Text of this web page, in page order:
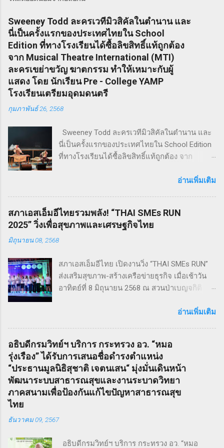
Sweeney Todd ละครเวทีมิวสิคัลในตำนาน และ
นี่เป็นครั้งแรกของประเทศไทยใน School
Edition ที่ทางโรงเรียนได้ซื้อลิขสิทธิ์แท้ถูกต้อง
จาก Musical Theatre International (MTI)
ละครเขย่าขวัญ ฆาตกรรม ทำให้เหมาะกับผู้
แสดง โดย นักเรียน Pre - College YAMP
โรงเรียนเตรียมอุดมดนตรี
กุมภาพันธ์ 26, 2568
Sweeney Todd ละครเวทีมิวสิคัลในตำนาน และ
นี่เป็นครั้งแรกของประเทศไทยใน School Edition
ที่ทางโรงเรียนได้ซื้อลิขสิทธิ์แท้ถูกต้อง จาก
ขวัญ ฆาตกรรม ทำให้เหมาะกับผู้แสดง โดย
!! โดยเลือกเป็น School Edition ที่ลดบทให้ดู
เหมาะสม แต่ยังคงไว้ซึ่งความเข้มข้น! กำกับการ
แสดงโดย ดำเกิง ฐิตะปิยะศักดิ์ หรือ คุณบิ๊ก
ช่างตัดผมชาวอังกฤษ ที่สูญเสียภรรยาและลูกไป
จนเกิดเป็นความแค้นที่นำไปสู่โศกอนาถตกรรม
เลวร้ายในที่สุด โดยตัวละคร Sweeney Todd มีต้น
ความนิยมอย่างต่อเนื่อง ซึ่งรู้จักกันในชื่อ Penny
ฤดูหนาวของปี ค.ศ. 1846 – 1847 เรื่องราวของ
Sweeney Todd ยังเคยถูกนำไปดัดแปลงเป็น
ภาพยนตร์เพลงด้วยชื่อเดียวกันในปี ค.ศ. 2007
หรือ พ.ศ. 2550 ซึ่งกำกับโดย Timothy Walter
Burt...
อ่านเพิ่มเติม
สภาเอสเอ็มอีไทยรวมพลัง! “THAI SMEs RUN
2025” วิ่งเพื่อสุขภาพและเศรษฐกิจไทย
มิถุนายน 08, 2568
สภาเอสเอ็มอีไทย เปิดงานวิ่ง “THAI SMEs RUN”
ส่งเสริมสุขภาพ-สร้างเครือข่ายธุรกิจ เมื่อเช้าวัน
อาทิตย์ที่ 8 มิถุนายน 2568 ณ สวนป่าเบญจกิติ
ไทย (สภาเอสเอ็มอีไทย) จัดงานวิ่งมินิมาราธอน
ข่ายธุรกิจระหว่าง ผู้ประกอบการ SMEs และ
ประชาชน ทั่วไป ภายใต้แนวคิด “We Go We
Grow We Goal” ที่เน้นการก้าวไปข้างหน้า เติบโต
อย่างมั่นคง และมุ่งสู่เป้าหมายร่วมกัน งานวิ่ง THAI
SMEs RUN: สุขภาพดี เครือข่ายแน่น งานนี้เต็มไป
Marathon (9 กม.) และ Fun Run (4.5 กม.) ผู้เข้า
ลุ้นถ้วยรางวัล Overall สำหรับผู้เข้าเส้นชัยอันดับ
อ่านเพิ่มเติม
อธิบดีกรมวิทย์ฯ บริการ กระทรวง อว. “หมอ
รุ่งเรือง” ได้รับการเสนอชื่อดำรงตำแหน่ง
“ประธานมูลนิธิสุชาติ เจตนเสน“ มุ่งมั่นเดินหน้า
พัฒนาระบบสาธารณสุขและงานระบาดวิทยา
ภาคสนามเพื่อป้องกันแก้ไขปัญหาสาธารณสุข
ไทย
ธันวาคม 09, 2567
อธิบดีกรมวิทย์ฯ บริการ กระทรวง อว. “หมอ